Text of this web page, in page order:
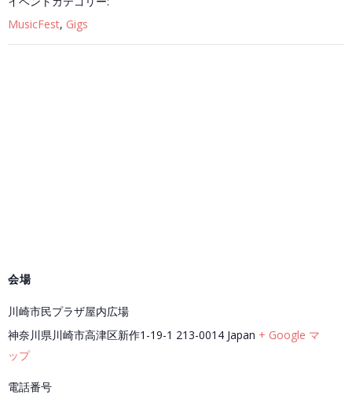
MusicFest, Gigs
会場
川崎市民プラザ屋内広場
神奈川県川崎市高津区新作1-19-1 213-0014 Japan + Google マ
ップ
電話番号